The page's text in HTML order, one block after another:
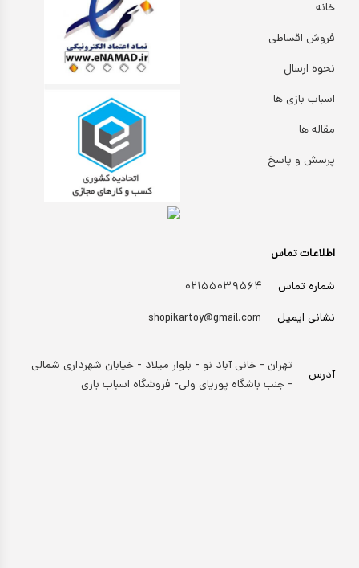
اطلاعات تماس
شماره تماس
۰۲۱۵۵۰۳۹۵۶۴
نشانی ایمیل
shopikartoy@gmail.com
آدرس
تهران - خانی آباد نو - بلوار میلاد - خیابان شهرداری شمالی
- جنب باشگاه پوریای ولی- فروشگاه اسباب بازی
خانه
فروش اقساطی
نحوه ارسال
اسباب بازی ها
مقاله ها
پرسش و پاسخ